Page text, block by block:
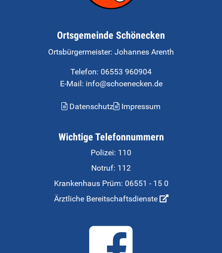
Ortsgemeinde Schönecken
Ortsbürgermeister: Johannes Arenth
Telefon: 06553 960904
E-Mail: info@schoenecken.de
Datenschutz Impressum
Wichtige Telefonnummern
Polizei: 110
Notruf: 112
Krankenhaus Prüm: 06551 - 15 0
Ärztliche Bereitschaftsdienste